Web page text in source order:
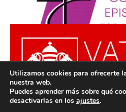
Utilizamos cookies para ofrecerte
nuestra web.
Puedes aprender más sobre qué
desactivarlas en los ajustes.